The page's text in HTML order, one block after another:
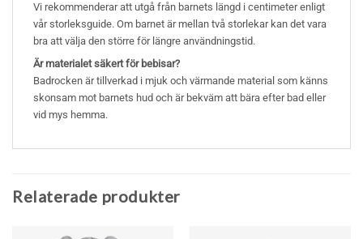
Vi rekommenderar att utgå från barnets längd i centimeter enligt
vår storleksguide. Om barnet är mellan två storlekar kan det vara
bra att välja den större för längre användningstid.
Är materialet säkert för bebisar?
Badrocken är tillverkad i mjuk och värmande material som känns
skonsam mot barnets hud och är bekväm att bära efter bad eller
vid mys hemma.
Relaterade produkter